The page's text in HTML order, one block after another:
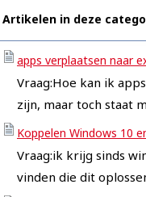
Artikelen in deze
apps verplaatsen naar
Vraag:Hoe kan ik
zijn, maar toch staat
Koppelen Windows 10
Vraag:ik krijg sinds
vinden die dit